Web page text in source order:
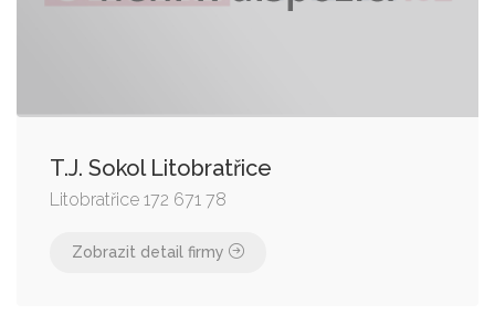
T.J. Sokol Litobratřice
Litobratřice 172 671 78
Zobrazit detail firmy